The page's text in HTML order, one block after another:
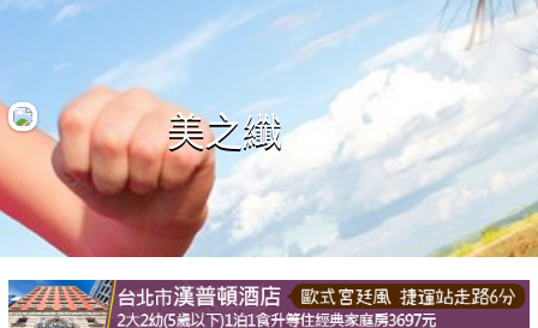
最新留言
商家合作
推薦景點
美之纖